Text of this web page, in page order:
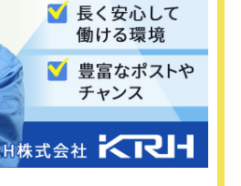
等のしやすさが特徴です。
パーゼネコン等と安定的取
、日本全国の地下鉄路線や新
速道路等の国家PJTや、誰も
層ビル、ランドマーク等様々
績を持っています。
魅力【抜群の企業安定性/「水
ンエー」】